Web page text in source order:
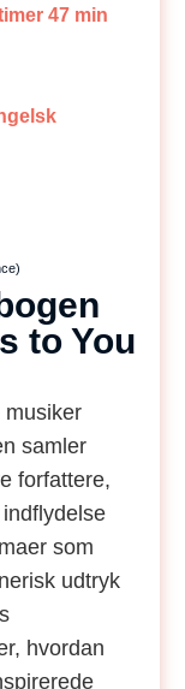
47 min
to You
musiker
samler
forfattere,
som
udtryk
hvordan